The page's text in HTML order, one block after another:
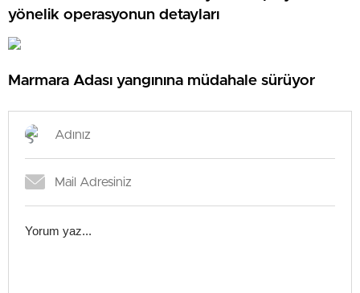
yönelik operasyonun detayları
Marmara Adası yangınına müdahale sürüyor